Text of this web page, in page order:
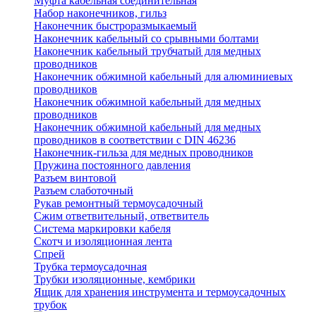
Набор наконечников, гильз
Наконечник быстроразмыкаемый
Наконечник кабельный со срывными болтами
Наконечник кабельный трубчатый для медных
проводников
Наконечник обжимной кабельный для алюминиевых
проводников
Наконечник обжимной кабельный для медных
проводников
Наконечник обжимной кабельный для медных
проводников в соответствии с DIN 46236
Наконечник-гильза для медных проводников
Пружина постоянного давления
Разъем винтовой
Разъем слаботочный
Рукав ремонтный термоусадочный
Сжим ответвительный, ответвитель
Система маркировки кабеля
Скотч и изоляционная лента
Спрей
Трубка термоусадочная
Трубки изоляционные, кембрики
Ящик для хранения инструмента и термоусадочных
трубок